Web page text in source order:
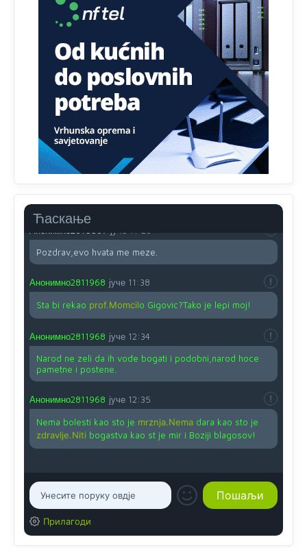
Ћаскање
besjedi znam ja dobro sta je bilo u Ag-ci...
Анонимно2810587 јуче 11:13
Proguglajte
Анонимно2810587 јуче
O kako su cudni lvi ljudi,uzeli bi sve da mogu...a ja srce
svima fajem,radujem se tudjoj sreci.I ko ima i ko nema
na iso ce mjesto leci!
Анонимно2810587 јуче
11:24
Pozdrav,evo hvata me meze.
Анонимно2811968 јуче 11:38
Sta bi rekao prof.Momcilo Gigovic?Tako je lepi moj!
Анонимно2811968 јуче 12:34
Narod ne zeli da ih vode bogati i podobni,narod hoce
pametne i postene.
Анонимно2811968 јуче 12:35
Nema bolesti kao sto je mrznja.Nemadara kao sto je
zdravlje.Niti bogastva kao st je mir i Boziji blagosov!
Прилагоди